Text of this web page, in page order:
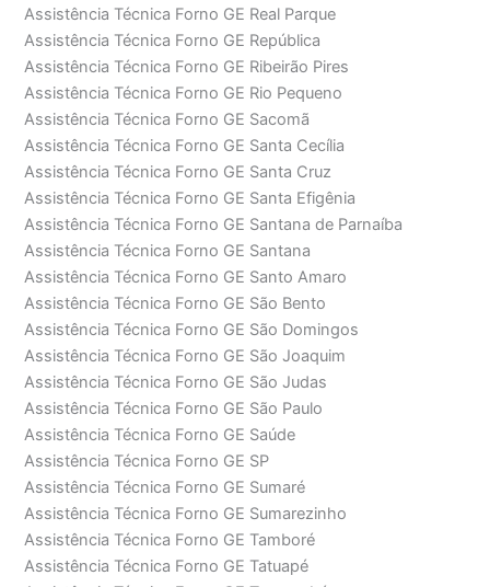
Assistência Técnica Forno GE Real Parque
Assistência Técnica Forno GE República
Assistência Técnica Forno GE Ribeirão Pires
Assistência Técnica Forno GE Rio Pequeno
Assistência Técnica Forno GE Sacomã
Assistência Técnica Forno GE Santa Cecília
Assistência Técnica Forno GE Santa Cruz
Assistência Técnica Forno GE Santa Efigênia
Assistência Técnica Forno GE Santana de Parnaíba
Assistência Técnica Forno GE Santana
Assistência Técnica Forno GE Santo Amaro
Assistência Técnica Forno GE São Bento
Assistência Técnica Forno GE São Domingos
Assistência Técnica Forno GE São Joaquim
Assistência Técnica Forno GE São Judas
Assistência Técnica Forno GE São Paulo
Assistência Técnica Forno GE Saúde
Assistência Técnica Forno GE SP
Assistência Técnica Forno GE Sumaré
Assistência Técnica Forno GE Sumarezinho
Assistência Técnica Forno GE Tamboré
Assistência Técnica Forno GE Tatuapé